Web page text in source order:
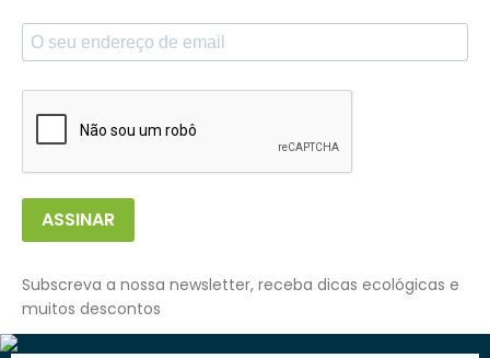
ASSINAR
Subscreva a nossa newsletter, receba dicas ecológicas e
muitos descontos